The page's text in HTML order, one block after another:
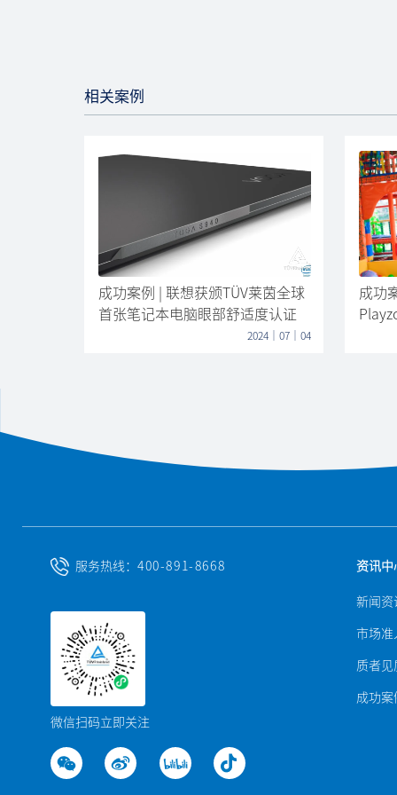
相关案例
成功案例 | 联想获颁TÜV莱茵全球
首张笔记本电脑眼部舒适度认证
2024｜07｜04
成功
服务热线： 400-891-8668
微信扫码立即关注
资讯中
新闻资
市场准
质者见
成功案